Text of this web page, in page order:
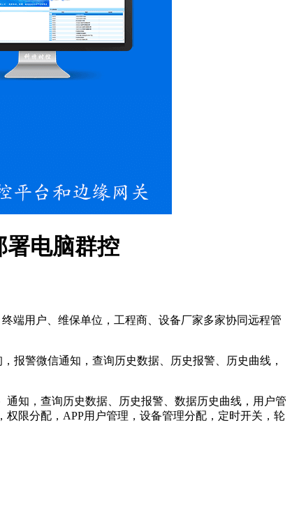
署电脑群控
端用户、维保单位，工程商、设备厂家多家协同远程管
报警微信通知，查询历史数据、历史报警、历史曲线，
知，查询历史数据、历史报警、数据历史曲线，用户管
限分配，APP用户管理，设备管理分配，定时开关，轮